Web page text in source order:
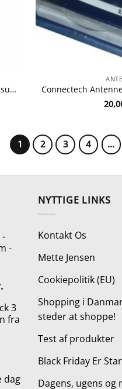
Macadamia endless summer sun & surf conditioner 236ml
1 2 3 4 …
-
Den
pris
er:
1.999,00 kr..
3
fra
dag
NYTTIGE LINKS
Kontakt Os
Mette Jensen
Cookiepolitik (EU)
Shopping i
steder at shoppe!
Test af produkter
Black Friday Er
Dagens, ugens og